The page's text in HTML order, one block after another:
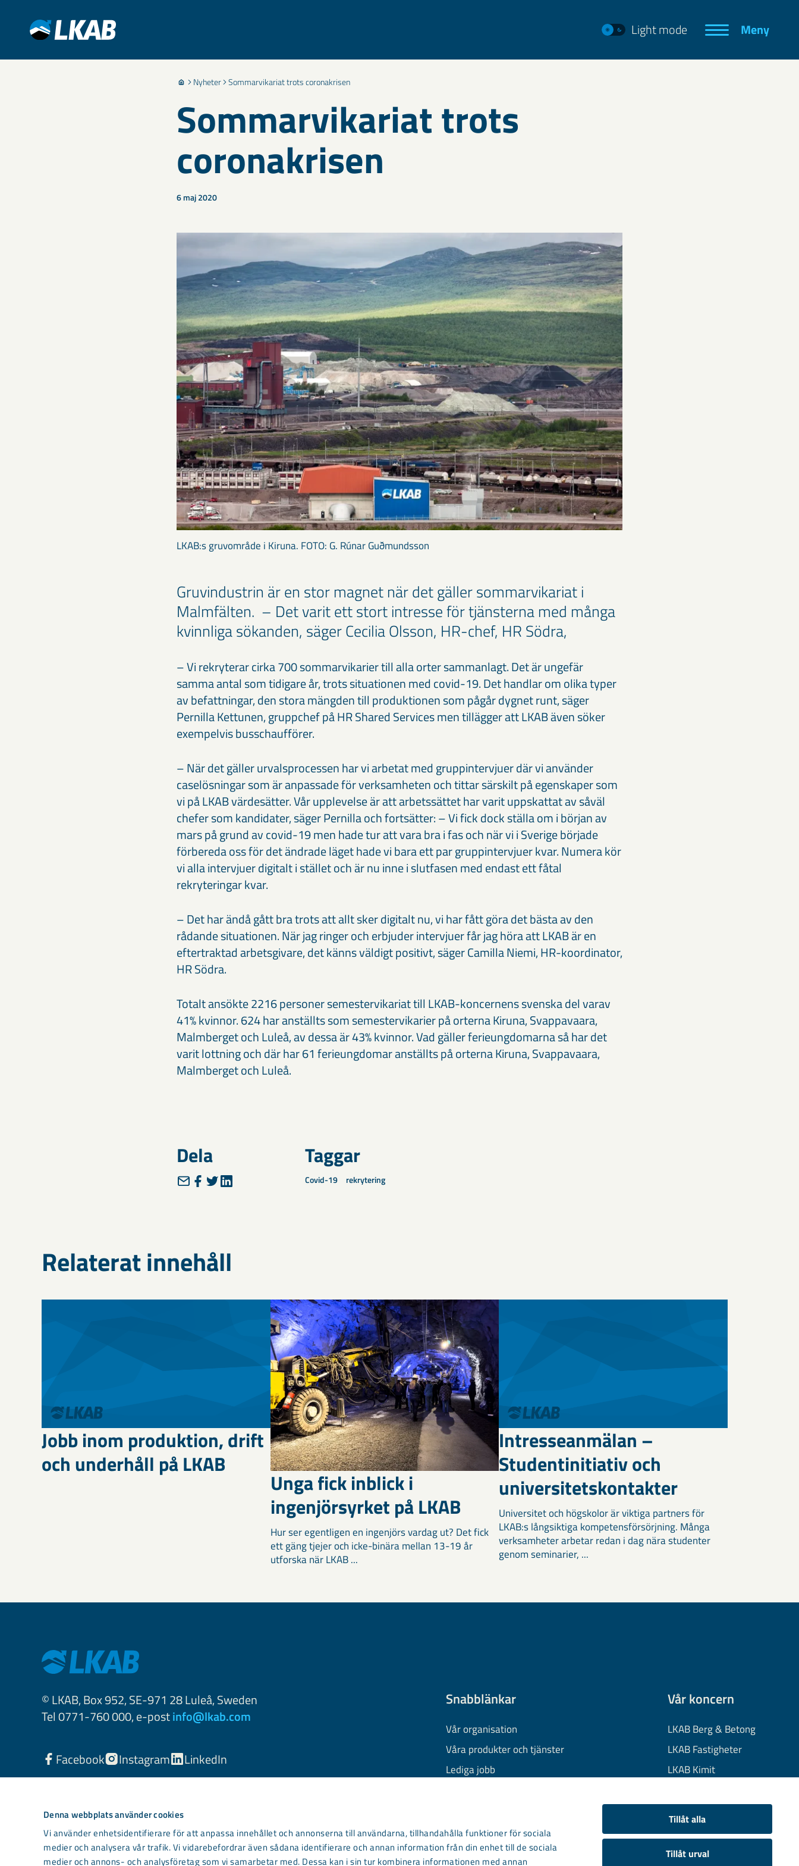
Denna webbplats använder cookies
Vi använder enhetsidentifierare för att anpassa innehållet och annonserna till användarna, tillhandahålla funktioner för sociala
medier och analysera vår trafik. Vi vidarebefordrar även sådana identifierare och annan information från din enhet till de sociala
medier och annons- och analysföretag som vi samarbetar med. Dessa kan i sin tur kombinera informationen med annan
Tillåt alla
Tillåt urval
Light mode Meny
Nyheter Sommarvikariat trots coronakrisen
Sommarvikariat trots
coronakrisen
6 maj 2020
LKAB:s gruvområde i Kiruna. FOTO: G. Rúnar Guðmundsson
Gruvindustrin är en stor magnet när det gäller sommarvikariat i
Malmfälten. – Det varit ett stort intresse för tjänsterna med många
kvinnliga sökanden, säger Cecilia Olsson, HR-chef, HR Södra,
​– Vi rekryterar cirka 700 sommarvikarier till alla orter sammanlagt. Det är ungefär
samma antal som tidigare år, trots situationen med covid-19. Det handlar om olika typer
av befattningar, den stora mängden till produktionen som pågår dygnet runt, säger
Pernilla Kettunen, gruppchef på HR Shared Services men tillägger att LKAB även söker
exempelvis busschaufförer.
– När det gäller urvalsprocessen har vi arbetat med gruppintervjuer där vi använder
caselösningar som är anpassade för verksamheten och tittar särskilt på egenskaper som
vi på LKAB värdesätter. Vår upplevelse är att arbetssättet har varit uppskattat av såväl
chefer som kandidater, säger Pernilla och fortsätter: – Vi fick dock ställa om i början av
mars på grund av covid-19 men hade tur att vara bra i fas och när vi i Sverige började
förbereda oss för det ändrade läget hade vi bara ett par gruppintervjuer kvar. Numera kör
vi alla intervjuer digitalt i stället och är nu inne i slutfasen med endast ett fåtal
rekryteringar kvar.
– Det har ändå gått bra trots att allt sker digitalt nu, vi har fått göra det bästa av den
rådande situationen. När jag ringer och erbjuder intervjuer får jag höra att LKAB är en
eftertraktad arbetsgivare, det känns väldigt positivt, säger Camilla Niemi, HR-koordinator,
HR Södra.
Totalt ansökte 2216 personer semestervikariat till LKAB-koncernens svenska del varav
41% kvinnor. 624 har anställts som semestervikarier på orterna Kiruna, Svappavaara,
Malmberget och Luleå, av dessa är 43% kvinnor. Vad gäller ferieungdomarna så har det
varit lottning och där har 61 ferieungdomar anställts på orterna Kiruna, Svappavaara,
Malmberget och Luleå.
Dela Taggar
Covid-19 rekrytering
Relaterat innehåll
Jobb inom produktion, drift
och underhåll på LKAB
Unga fick inblick i
ingenjörsyrket på LKAB
Hur ser egentligen en ingenjörs vardag ut? Det fick
ett gäng tjejer och icke-binära mellan 13-19 år
utforska när LKAB ...
Intresseanmälan –
Studentinitiativ och
universitetskontakter
Universitet och högskolor är viktiga partners för
LKAB:s långsiktiga kompetensförsörjning. Många
verksamheter arbetar redan i dag nära studenter
genom seminarier, ...
© LKAB, Box 952, SE-971 28 Luleå, Sweden
Tel 0771-760 000, e-postinfo@lkab.com
Facebook Instagram LinkedIn
Snabblänkar
Vår organisation
Våra produkter och tjänster
Lediga jobb
Information om cookies
Kontakta oss
Vår koncern
LKAB Berg & Betong
LKAB Fastigheter
LKAB Kimit
LKAB Wassara
Samhällsutveckling